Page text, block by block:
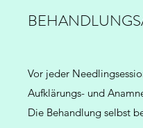
Vor jeder
Aufklärungs- und
Die Behandlung selbst